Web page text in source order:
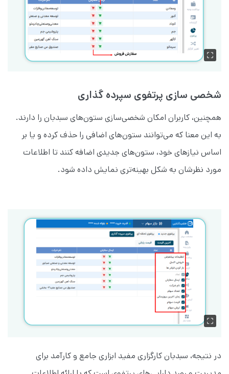
شخصی سازی پرتفوی سپرده گذاری
همچنین، کاربران امکان شخصی‌سازی ستون‌های سبدبان را دارند.
به این معنا که می‌توانند ستون‌های اضافی را حذف کرده و یا بر
اساس نیازهای خود، ستون‌های جدیدی اضافه کنند تا اطلاعات
مورد نظرشان به شکل بهینه‌تری نمایش داده شود.
در نتیجه، سبدبان کارگزاری مفید ابزاری جامع و کارآمد برای